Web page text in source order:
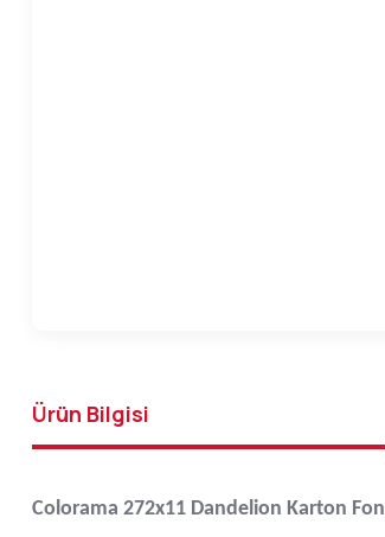
Ürün Bilgisi
Colorama 272x11 Dandelion Karton Fon